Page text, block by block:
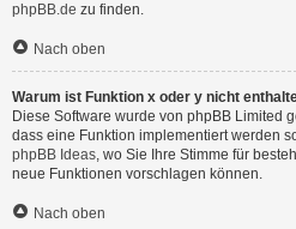
phpBB.de zu finden.
Nach oben
Warum ist Funktion x oder y nicht
Diese Software wurde von phpBB Limited
dass eine Funktion implementiert werden
phpBB Ideas, wo Sie Ihre Stimme für
neue Funktionen vorschlagen können.
Nach oben